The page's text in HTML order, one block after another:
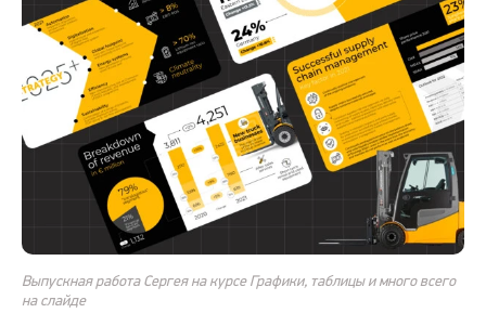
Выпускная работа Сергея на курсе Графики, таблицы и много всего
на слайде